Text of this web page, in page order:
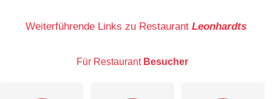
E-Mail-Adresse (wird nicht veröffentlicht)
Weiterführende Links zu Restaurant Leonhardts
Für Restaurant Besucher